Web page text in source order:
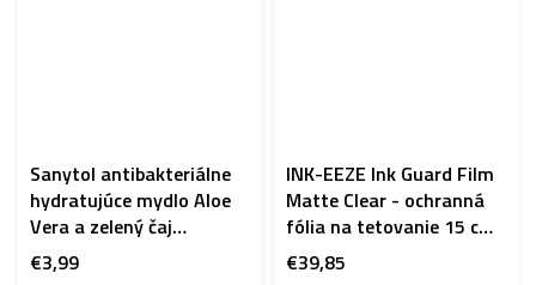
Sanytol antibakteriálne
hydratujúce mydlo Aloe
Vera a zelený čaj
náhradná náplň 500 ml
€3,99
INK-EEZE Ink Guard Film
Matte Clear - ochranná
fólia na tetovanie 15 cm
× 10 m
€39,85